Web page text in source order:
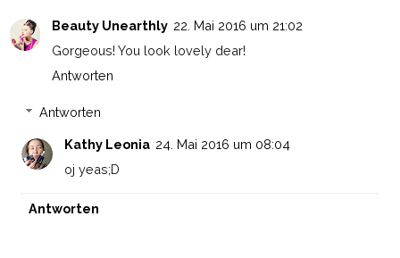
Beauty Unearthly 22. Mai 2016 um 21:02
Gorgeous! You look lovely dear!
Antworten
Antworten
Kathy Leonia 24. Mai 2016 um 08:04
oj yeas;D
Antworten